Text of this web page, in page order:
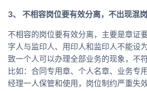
3、 不相容岗位要有效分离，不出现混
不相容的岗位要有效分离，主要是章证
字人与监印人、用印人和监印人不能设
致一个人可以办理全部业务的现象，不
比如：合同专用章、个人名章、业务专
经理一人保管和使用，岗位制约严重失效